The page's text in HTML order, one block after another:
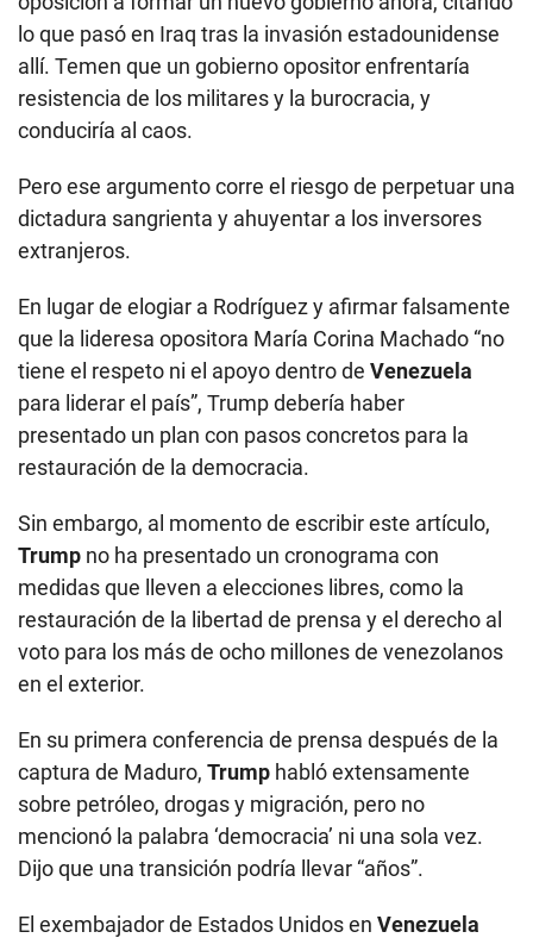
lo que pasó en Iraq tras la invasión estadounidense
allí. Temen que un gobierno opositor enfrentaría
resistencia de los militares y la burocracia, y
conduciría al caos.
Pero ese argumento corre el riesgo de perpetuar una
dictadura sangrienta y ahuyentar a los inversores
extranjeros.
En lugar de elogiar a Rodríguez y afirmar falsamente
que la lideresa opositora María Corina Machado “no
tiene el respeto ni el apoyo dentro de Venezuela
para liderar el país”, Trump debería haber
presentado un plan con pasos concretos para la
restauración de la democracia.
Sin embargo, al momento de escribir este artículo,
Trump no ha presentado un cronograma con
medidas que lleven a elecciones libres, como la
restauración de la libertad de prensa y el derecho al
voto para los más de ocho millones de venezolanos
en el exterior.
En su primera conferencia de prensa después de la
captura de Maduro, Trump habló extensamente
sobre petróleo, drogas y migración, pero no
mencionó la palabra ‘democracia’ ni una sola vez.
Dijo que una transición podría llevar “años”.
El exembajador de Estados Unidos en Venezuela